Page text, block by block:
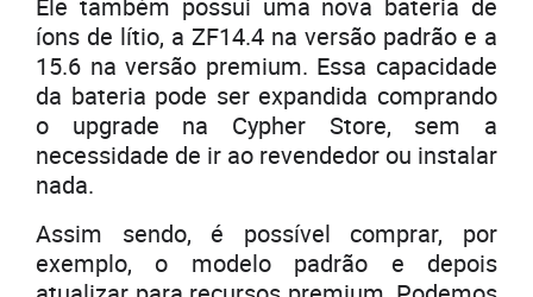
Ele também possui uma nova bateria de
íons de lítio, a ZF14.4 na versão padrão e a
15.6 na versão premium. Essa capacidade
da bateria pode ser expandida comprando
o upgrade na Cypher Store, sem a
necessidade de ir ao revendedor ou instalar
nada.
Assim sendo, é possível comprar, por
exemplo, o modelo padrão e depois